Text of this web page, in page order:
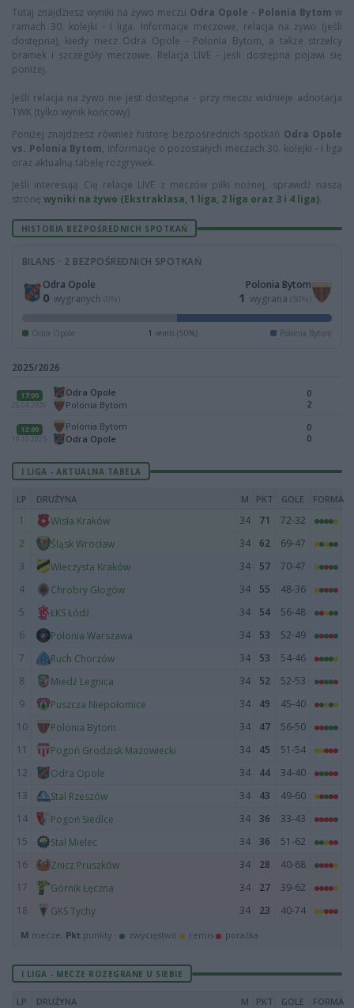
Tutaj znajdziesz wyniki na żywo meczu Odra Opole - Polonia Bytom w
ramach 30. kolejki - I liga. Informacje meczowe, relacja na żywo (jeśli
dostępna), kiedy mecz Odra Opole - Polonia Bytom, a także strzelcy
bramek i szczegóły meczowe. Relacja LIVE - jeśli dostępna pojawi się
poniżej.
Jeśli relacja na żywo nie jest dostępna - przy meczu widnieje adnotacja
TWK (tylko wynik końcowy)
Poniżej znajdziesz również historę bezpośrednich spotkań Odra Opole
vs. Polonia Bytom, informacje o pozostałych meczach 30. kolejki - I liga
oraz aktualną tabelę rozgrywek.
Jeśli interesują Cię relacje LIVE z meczów piłki nożnej, sprawdź naszą
stronę wyniki na żywo (Ekstraklasa, 1 liga, 2 liga oraz 3 i 4 liga).
HISTORIA BEZPOŚREDNICH SPOTKAŃ
BILANS · 2 BEZPOŚREDNICH SPOTKAŃ
Odra Opole
0 wygranych (0%)
Polonia Bytom
1 wygrana (50%)
Odra Opole 1 remis (50%) Polonia Bytom
2025/2026
17:00
26.04.2026
Odra Opole
Polonia Bytom
0
2
12:00
19.10.2025
Polonia Bytom
Odra Opole
0
0
I LIGA - AKTUALNA TABELA
LP DRUŻYNA M PKT GOLE FORMA
1 Wisła Kraków 34 71
72-32
2
Śląsk Wrocław 34 62
69-47
3
Wieczysta Kraków 34 57
70-47
4
Chrobry Głogów 34 55
48-36
5
ŁKS Łódź 34 54
56-48
6
Polonia Warszawa 34 53
52-49
7
Ruch Chorzów 34 53
54-46
8
Miedź Legnica 34 52
52-53
9
Puszcza Niepołomice 34 49
45-40
10
Polonia Bytom 34 47
56-50
11
Pogoń Grodzisk Mazowiecki 34 45
51-54
12
Odra Opole 34 44
34-40
13
Stal Rzeszów 34 43
49-60
14
Pogoń Siedlce 34 36
33-43
15
Stal Mielec 34 36
51-62
16
Znicz Pruszków 34 28
40-68
17
Górnik Łęczna 34 27
39-62
18
GKS Tychy 34 23 40-74
M mecze, Pkt punkty · zwycięstwo remis porażka
I LIGA - MECZE ROZEGRANE U SIEBIE
LP DRUŻYNA M PKT GOLE FORMA